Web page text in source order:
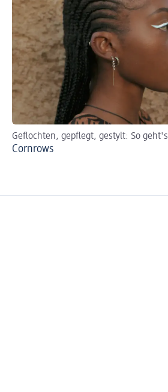
Geflochten, gepflegt, gestylt: So geht's
Cornrows